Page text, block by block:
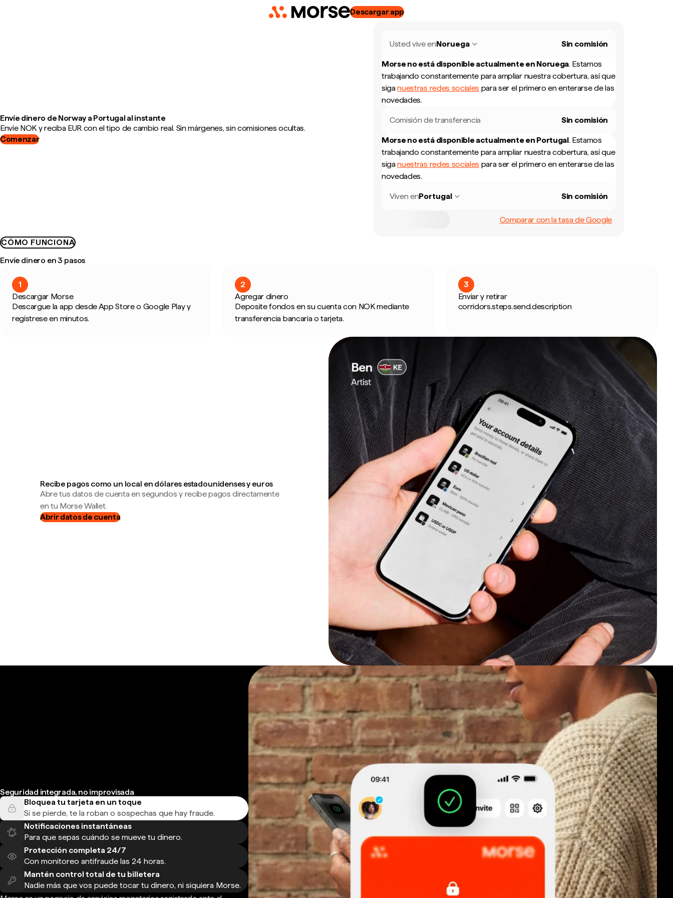
Descargar app
Envíe dinero de Norway a Portugal al instante
Envíe NOK y reciba EUR con el tipo de cambio real. Sin márgenes, sin comisiones ocultas.
Comenzar
Usted vive enNoruega Sin comisión
Morse no está disponible actualmente en Noruega. Estamos
trabajando constantemente para ampliar nuestra cobertura, así que
siganuestras redes sociales para ser el primero en enterarse de las
novedades.
Comisión de transferencia Sin comisión
Morse no está disponible actualmente en Portugal. Estamos
trabajando constantemente para ampliar nuestra cobertura, así que
siganuestras redes sociales para ser el primero en enterarse de las
novedades.
Viven enPortugal Sin comisión
Comparar con la tasa de Google
CÓMO FUNCIONA
Envíe dinero en 3 pasos
1
Descargar Morse
Descargue la app desde App Store o Google Play y
regístrese en minutos.
2
Agregar dinero
Deposite fondos en su cuenta con NOK mediante
transferencia bancaria o tarjeta.
3
Enviar y retirar
corridors.steps.send.description
Recibe pagos como un local en dólares estadounidenses y euros
Abre tus datos de cuenta en segundos y recibe pagos directamente
en tu Morse Wallet.
Abrir datos de cuenta
Seguridad integrada, no improvisada
Bloquea tu tarjeta en un toque
Si se pierde, te la roban o sospechas que hay fraude.
Notificaciones instantáneas
Para que sepas cuándo se mueve tu dinero.
Protección completa 24/7
Con monitoreo antifraude las 24 horas.
Mantén control total de tu billetera
Nadie más que vos puede tocar tu dinero, ni siquiera Morse.